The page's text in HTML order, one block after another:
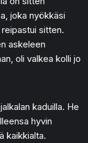
joka nyökkäsi
sitten.
askeleen
oli valkea kolli jo
kaduilla. He
hyvin
kaikkialta.